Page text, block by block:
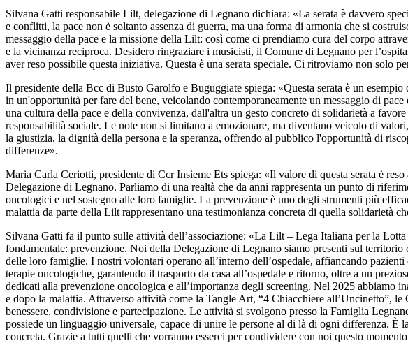
Silvana Gatti responsabile Lilt, delegazione di Legnano dichiara: «La serata è davvero
e conflitti, la pace non è soltanto assenza di guerra, ma una forma di armonia che si
messaggio della pace e la missione della Lilt: così come ci prendiamo cura del corpo
e la vicinanza reciproca. Desidero ringraziare i musicisti, il Comune di Legnano per
aver reso possibile questa iniziativa. Questa è una serata speciale. Ci ritroviamo non solo
Il presidente della Bcc di Busto Garolfo e Buguggiate spiega: «Questa serata è un
in un'opportunità per fare del bene, veicolando contemporaneamente un messaggio di
una cultura della pace e della convivenza, dall'altra un gesto concreto di solidarietà a
responsabilità sociale. Le note non si limitano a emozionare, ma diventano veicolo di
la giustizia, la dignità della persona e la speranza, offrendo al pubblico l'opportunità di
differenze».
Maria Carla Ceriotti, presidente di Ccr Insieme Ets spiega: «Il valore di questa serata è
Delegazione di Legnano. Parliamo di una realtà che da anni rappresenta un punto di
oncologici e nel sostegno alle loro famiglie. La prevenzione è uno degli strumenti più
malattia da parte della Lilt rappresentano una testimonianza concreta di quella solidarietà
Silvana Gatti fa il punto sulle attività dell’associazione: «La Lilt – Lega Italiana per la
fondamentale: prevenzione. Noi della Delegazione di Legnano siamo presenti sul
delle loro famiglie. I nostri volontari operano all’interno dell’ospedale, affiancando
terapie oncologiche, garantendo il trasporto da casa all’ospedale e ritorno, oltre a un
dedicati alla prevenzione oncologica e all’importanza degli screening. Nel 2025 abbiamo
e dopo la malattia. Attraverso attività come la Tangle Art, “4 Chiacchiere all’Uncinetto”,
benessere, condivisione e partecipazione. Le attività si svolgono presso la Famiglia
possiede un linguaggio universale, capace di unire le persone al di là di ogni differenza.
concreta. Grazie a tutti quelli che vorranno esserci per condividere con noi questo